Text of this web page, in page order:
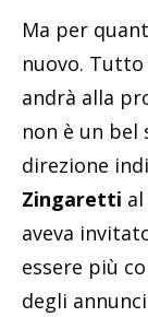
Ma per
nuovo.
andrà alla
non è un
direzione
Zingaretti
aveva
essere più
degli